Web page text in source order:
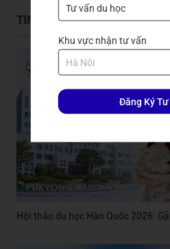
TIN TỨC DU HỌC
Hội thảo du học Hàn Quốc 2026:
Khu vực nhận tư vấn
Đăng Ký Tư